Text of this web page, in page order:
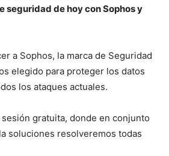
seguridad de hoy con Sophos y
a Sophos, la marca de Seguridad
elegido para proteger los datos
los ataques actuales.
gratuita, donde en conjunto
soluciones resolveremos todas